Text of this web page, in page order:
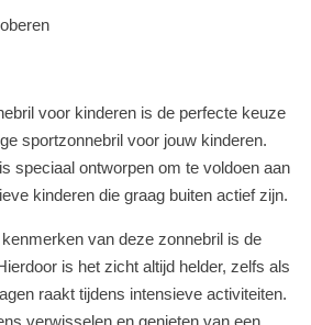
voor kinderen is de perfecte keuze
sportzonnebril voor jouw kinderen.
speciaal ontworpen om te voldoen aan
kinderen die graag buiten actief zijn.
van deze zonnebril is de
is het zicht altijd helder, zelfs als
raakt tijdens intensieve activiteiten.